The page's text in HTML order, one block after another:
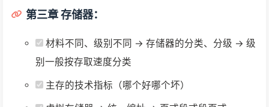
第三章 存储器：
材料不同、级别不同 -> 存储器的分类、分级 -> 级
别一般按存取速度分类
主存的技术指标（哪个好哪个坏）